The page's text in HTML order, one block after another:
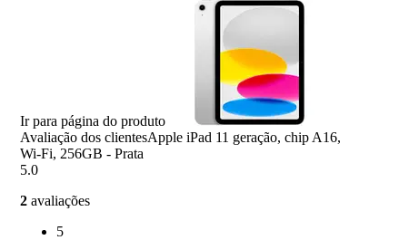
Ir para página do produto
Avaliação dos clientesApple iPad 11 geração, chip A16,
Wi-Fi, 256GB - Prata
5.0
2 avaliações
5